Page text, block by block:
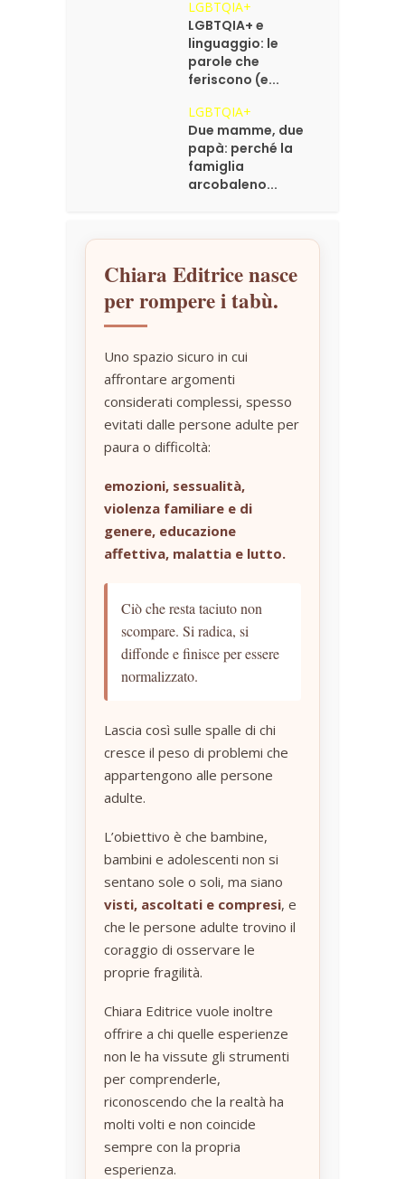
LGBTQIA+
LGBTQIA+ e
linguaggio: le
parole che
feriscono (e...
LGBTQIA+
Due mamme, due
papà: perché la
famiglia
arcobaleno...
Chiara Editrice nasce
per rompere i tabù.
Uno spazio sicuro in cui
affrontare argomenti
considerati complessi, spesso
evitati dalle persone adulte per
paura o difficoltà:
emozioni, sessualità,
violenza familiare e di
genere, educazione
affettiva, malattia e lutto.
Ciò che resta taciuto non
scompare. Si radica, si
diffonde e finisce per essere
normalizzato.
Lascia così sulle spalle di chi
cresce il peso di problemi che
appartengono alle persone
adulte.
L’obiettivo è che bambine,
bambini e adolescenti non si
sentano sole o soli, ma siano
visti, ascoltati e compresi, e
che le persone adulte trovino il
coraggio di osservare le
proprie fragilità.
Chiara Editrice vuole inoltre
offrire a chi quelle esperienze
non le ha vissute gli strumenti
per comprenderle,
riconoscendo che la realtà ha
molti volti e non coincide
sempre con la propria
esperienza.